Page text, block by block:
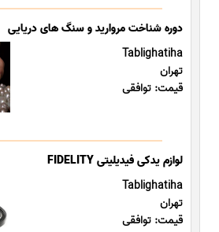
دوره شناخت مروارید و سنگ های دریایی
Tablighatiha
تهران
قیمت: توافقی
لوازم یدکی فیدیلیتی FIDELITY
Tablighatiha
تهران
قیمت: توافقی